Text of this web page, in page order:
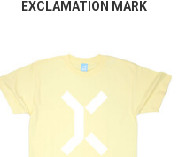
EXCLAMATION MARK